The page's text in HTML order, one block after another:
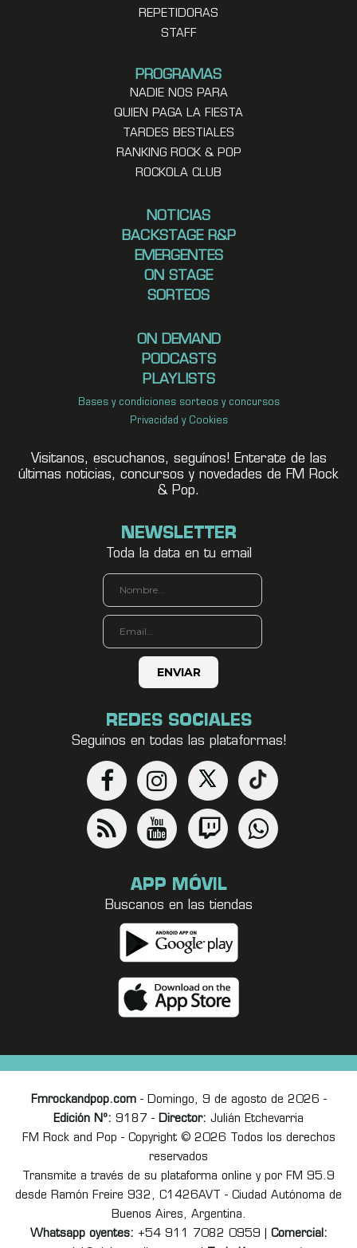
REPETIDORAS
STAFF
PROGRAMAS
NADIE NOS PARA
QUIEN PAGA LA FIESTA
TARDES BESTIALES
RANKING ROCK & POP
ROCKOLA CLUB
NOTICIAS
BACKSTAGE R&P
EMERGENTES
ON STAGE
SORTEOS
ON DEMAND
PODCASTS
PLAYLISTS
Bases y condiciones sorteos y concursos
Privacidad y Cookies
Visitanos, escuchanos, seguínos! Enterate de las
últimas noticias, concursos y novedades de FM Rock
& Pop.
NEWSLETTER
Toda la data en tu email
REDES SOCIALES
Seguinos en todas las plataformas!
APP MÓVIL
Buscanos en las tiendas
Fmrockandpop.com- Domingo, 9 de agosto de 2026 -
Edición Nº: 9187 - Director: Julián Etchevarria
FM Rock and Pop - Copyright © 2026 Todos los derechos
reservados
Transmite a través de su plataforma online y por FM 95.9
desde Ramón Freire 932, C1426AVT - Ciudad Autónoma de
Buenos Aires, Argentina.
Whatsapp oyentes: +54 911 7082 0959 | Comercial: